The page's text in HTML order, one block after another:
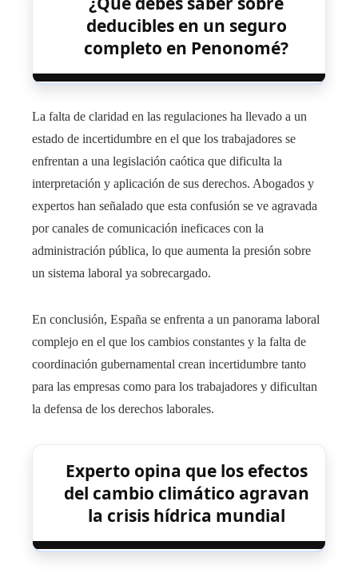
deducibles en un seguro
completo en Penonomé?
La falta de claridad en las regulaciones ha llevado a un
estado de incertidumbre en el que los trabajadores se
enfrentan a una legislación caótica que dificulta la
interpretación y aplicación de sus derechos. Abogados y
expertos han señalado que esta confusión se ve agravada
por canales de comunicación ineficaces con la
administración pública, lo que aumenta la presión sobre
un sistema laboral ya sobrecargado.
En conclusión, España se enfrenta a un panorama laboral
complejo en el que los cambios constantes y la falta de
coordinación gubernamental crean incertidumbre tanto
para las empresas como para los trabajadores y dificultan
la defensa de los derechos laborales.
Experto opina que los efectos
del cambio climático agravan
la crisis hídrica mundial